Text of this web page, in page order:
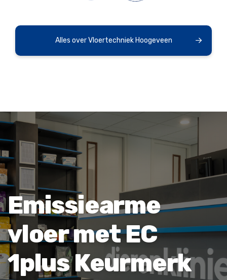
Alles over Vloertechniek Hoogeveen
Emissiearme
vloer met EC
1plus Keurmerk